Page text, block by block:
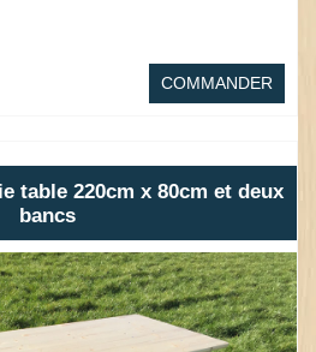
COMMANDER
table 220cm x 80cm et deux
bancs